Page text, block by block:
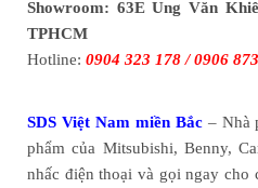
Showroom: 63E Ung Văn
TPHCM
Hotline: 0904 323 178 / 0906
SDS Việt Nam miền Bắc – Nhà
phẩm của Mitsubishi, Benny,
nhấc điện thoại và gọi ngay cho